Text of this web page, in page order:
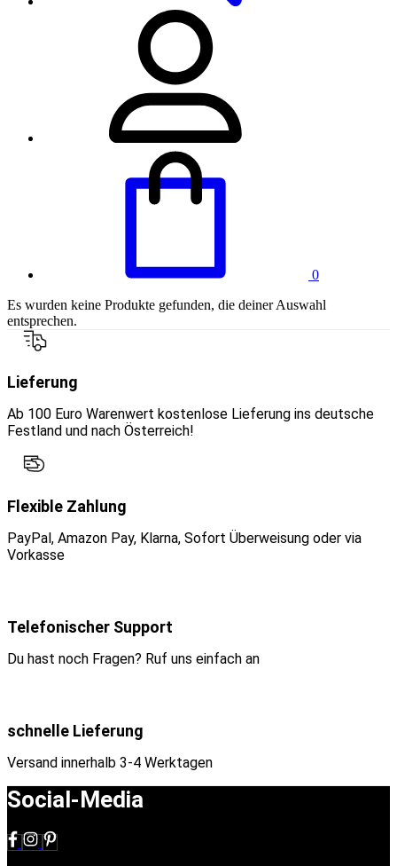
0
Es wurden keine Produkte gefunden, die deiner Auswahl
entsprechen.
Lieferung
Ab 100 Euro Warenwert kostenlose Lieferung ins deutsche
Festland und nach Österreich!
Flexible Zahlung
PayPal, Amazon Pay, Klarna, Sofort Überweisung oder via
Vorkasse
Telefonischer Support
Du hast noch Fragen? Ruf uns einfach an
schnelle Lieferung
Versand innerhalb 3-4 Werktagen
Social-Media